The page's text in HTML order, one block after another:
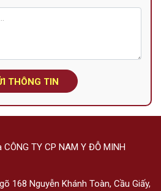
THÔNG TIN
TY CP NAM Y ĐỖ MINH
168 Nguyễn Khánh Toàn, Cầu Giấy,